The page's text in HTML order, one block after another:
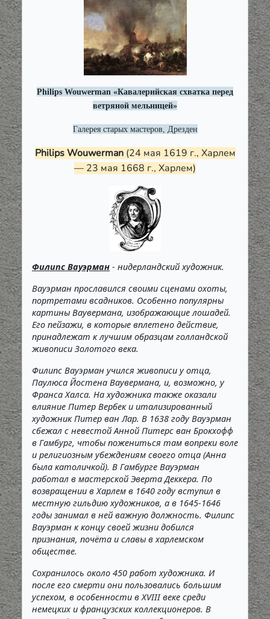
Philips Wouwerman «Кавалерийская схватка перед
ветряной мельницей»
Галерея старых мастеров, Дрезден
Philips Wouwerman (24 мая 1619 г., Харлем
— 23 мая 1668 г., Харлем)
Филипс Вауэрман - нидерландский художник.
Вауэрман прославился своими сценами охоты,
портретами всадников. Особенно популярны
картины Ваувермана, изображающие лошадей.
Его пейзажи, в которые вплетено действие,
принадлежат к лучшим образцам голландской
живописи Золотого века.
Филипс Вауэрман учился живописи у отца,
Паулюса Йостена Ваувермана, и, возможно, у
Франса Халса. На художника также оказали
влияние Питер Вербек и итализированный
художник Питер ван Лар. В 1638 году Вауэрман
сбежал с невестой Анной Питерс ван Брокхофф
в Гамбург, чтобы пожениться там вопреки воле
и религиозным убеждениям своего отца (Анна
была католичкой). В Гамбурге Вауэрман
работал в мастерской Эверта Деккера. По
возвращении в Харлем в 1640 году вступил в
местную гильдию художников, а в 1645-1646
годы занимал в ней важную должность. Филипс
Вауэрман к концу своей жизни добился
признания, почёта и славы в харлемском
обществе.
Сохранилось около 450 работ художника. И
после его смерти они пользовались большим
успехом, в особенности в XVIII веке среди
немецких и французских коллекционеров. В